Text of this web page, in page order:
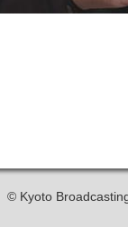
© Kyoto